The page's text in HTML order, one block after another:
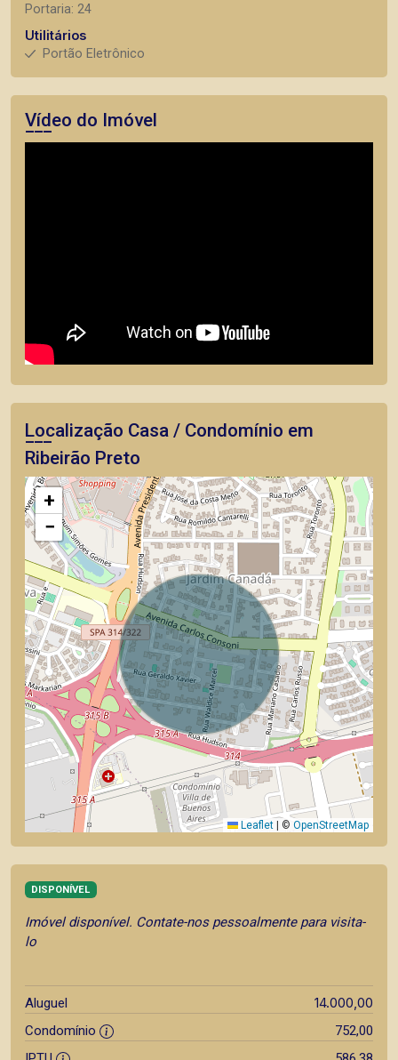
Portaria: 24
Utilitários
Portão Eletrônico
Vídeo do Imóvel
Localização Casa / Condomínio em
Ribeirão Preto
+
−
Leaflet © OpenStreetMap
DISPONÍVEL
Imóvel disponível. Contate-nos pessoalmente para visita-
lo
Aluguel 14.000,00
Condomínio
752,00